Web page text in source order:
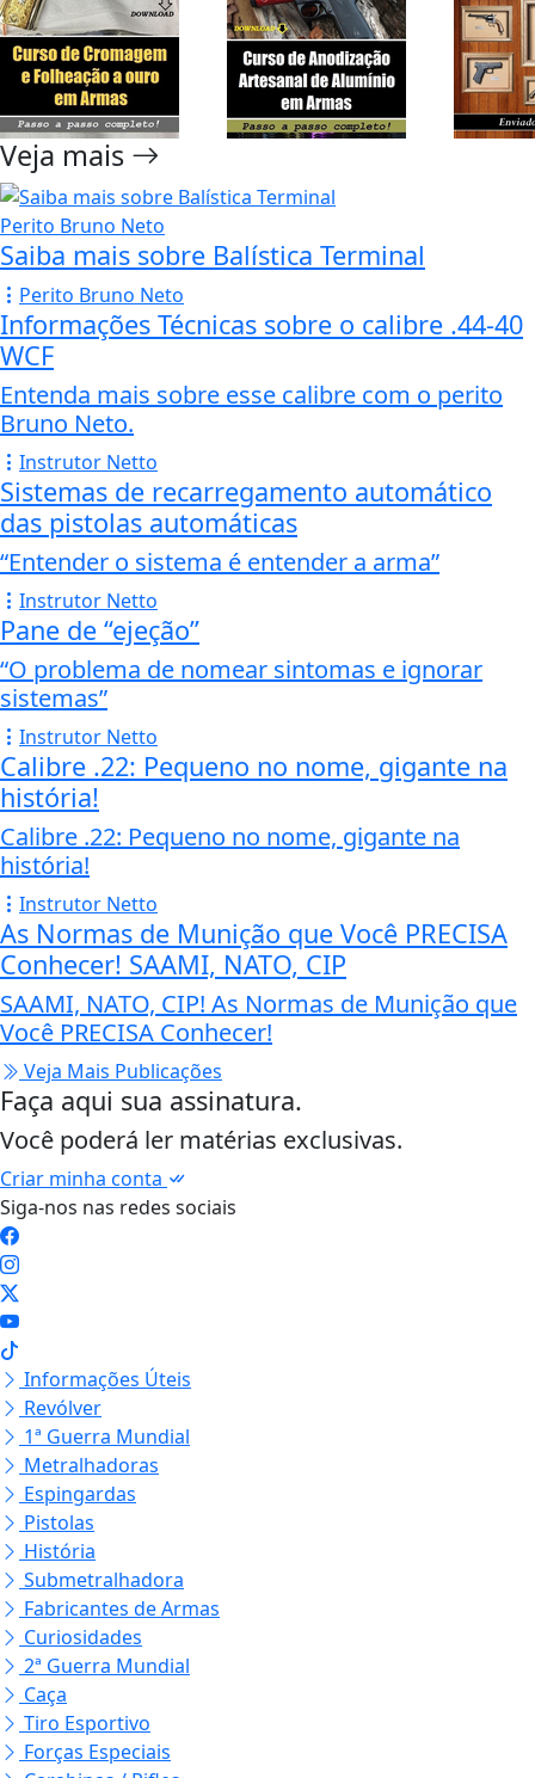
Veja mais
Perito Bruno Neto
Saiba mais sobre Balística Terminal
Perito Bruno Neto
Informações Técnicas sobre o calibre .44-40
WCF
Entenda mais sobre esse calibre com o perito
Bruno Neto.
Instrutor Netto
Sistemas de recarregamento automático
das pistolas automáticas
“Entender o sistema é entender a arma”
Instrutor Netto
Pane de “ejeção”
“O problema de nomear sintomas e ignorar
sistemas”
Instrutor Netto
Calibre .22: Pequeno no nome, gigante na
história!
Calibre .22: Pequeno no nome, gigante na
história!
Instrutor Netto
As Normas de Munição que Você PRECISA
Conhecer! SAAMI, NATO, CIP
SAAMI, NATO, CIP! As Normas de Munição que
Você PRECISA Conhecer!
Veja Mais Publicações
Faça aqui sua assinatura.
Você poderá ler matérias exclusivas.
Criar minha conta
Siga-nos nas redes sociais
Informações Úteis
Revólver
1ª Guerra Mundial
Metralhadoras
Espingardas
Pistolas
História
Submetralhadora
Fabricantes de Armas
Curiosidades
2ª Guerra Mundial
Caça
Tiro Esportivo
Forças Especiais